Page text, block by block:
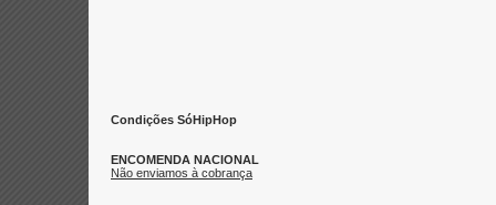
Condições SóHipHop
ENCOMENDA NACIONAL
Não enviamos à cobrança